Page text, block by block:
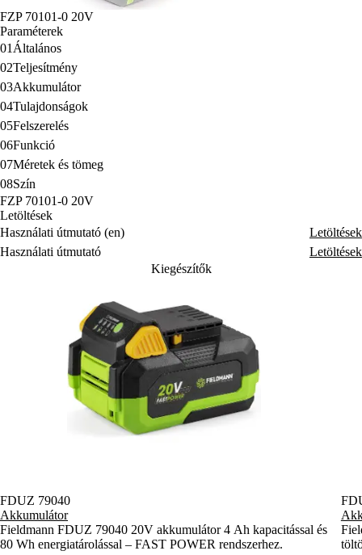
FZP 70101-0 20V
Paraméterek
01 Általános
02Teljesítmény
03Akkumulátor
04Tulajdonságok
05Felszerelés
06Funkció
07Méretek és tömeg
08Szín
FZP 70101-0 20V
Letöltések
Használati útmutató (en)
Letöltések
Használati útmutató
Letöltések
Kiegészítők
FDUZ 79040
Akkumulátor
Fieldmann FDUZ 79040 20V akkumulátor 4 Ah kapacitással és
80 Wh energiatárolással – FAST POWER rendszerhez.